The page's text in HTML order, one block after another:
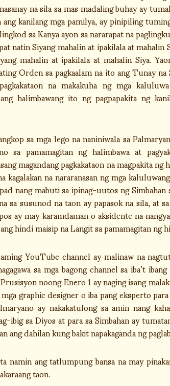
na sila sa mas madaling buhay ay
kanilang mga pamilya, ay pinipiling
sa Kanya ayon sa nararapat na
natin Siyang mahalin at ipakilala at
mahalin at ipakilala at mahalin Siya.
Orden sa pagkaalam na ito ang Tunay
na makakuha ng mga
halimbawang ito ng pagpapakita ng
sa mga lego na naniniwala sa
sa pamamagitan ng halimbawa at
magandang pagkakataon na magpakita
kagalakan na nararanasan ng mga
nang mabuti sa ipinag-uutos ng
sa susunod na taon ay papasok na sila, at
ay may karamdaman o aksidente na
hindi maisip na Langit sa pamamagitan
YouTube channel ay malinaw na
sa mga bagong channel sa iba’t
noong Enero 1 ay naging isang
graphic designer o iba pang eksperto
ay nakakatulong sa amin nang
ibig sa Diyos at para sa Simbahan ay
ang dahilan kung bakit napakaganda ng
ang tatlumpung bansa na may
taon.